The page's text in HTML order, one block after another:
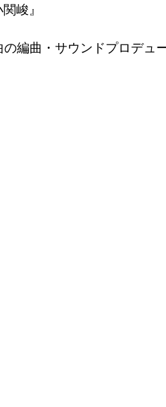
峻』
編曲・サウンドプロデュ